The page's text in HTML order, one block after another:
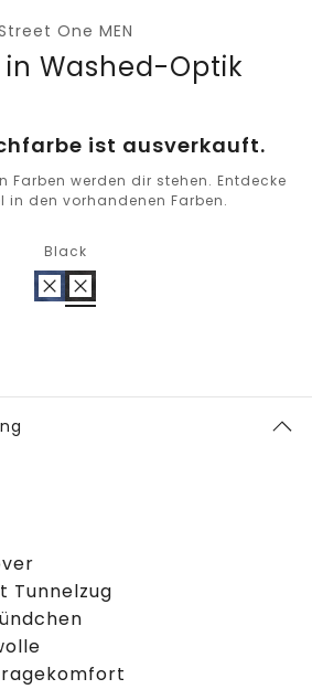
One MEN
in Washed-Optik
ist ausverkauft.
Farben werden dir stehen. Entdecke
in den vorhandenen Farben.
Black
Tunnelzug